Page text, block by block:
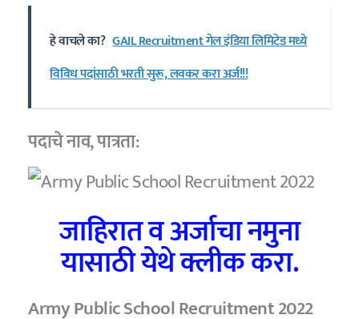
हे वाचले का? GAIL Recruitment गेल इंडिया लिमिटेड मध्ये
विविध पदांसाठी भरती सुरू, लवकर करा अर्ज!!!
पदाचे नाव, पात्रता:
जाहिरात व अर्जाचा नमुना
यासाठी येथे क्लीक करा.
Army Public School Recruitment 2022